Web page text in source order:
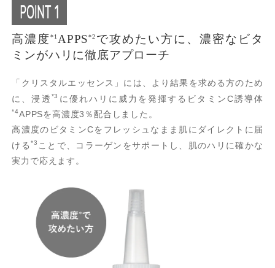
高濃度*1 APPS*2 で攻めたい方に、濃密なビタ
ミンがハリに徹底アプローチ
「クリスタルエッセンス」には、より結果を求める方のため
に、浸透 *3 に優れハリに威力を発揮するビタミンC誘導体
*4APPSを高濃度3％配合しました。
高濃度のビタミンCをフレッシュなまま肌にダイレクトに届
ける *3 ことで、コラーゲンをサポートし、肌のハリに確かな
実力で応えます。